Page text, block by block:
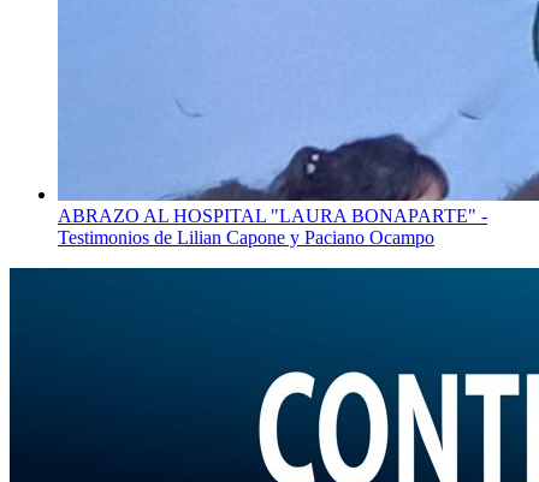
ABRAZO AL HOSPITAL "LAURA BONAPARTE" -
Testimonios de Lilian Capone y Paciano Ocampo